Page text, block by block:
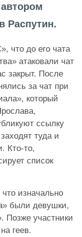
Распутин.
что до его чата
атаковали чат
закрыт. После
за чат при
который
ссылку
туда и
Кто-то,
список
изначально
были девушки,
Позже участники
геев.